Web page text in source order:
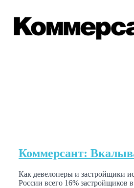
Коммерсант:
Как девелоперы и застройщики
России всего 16% застройщиков